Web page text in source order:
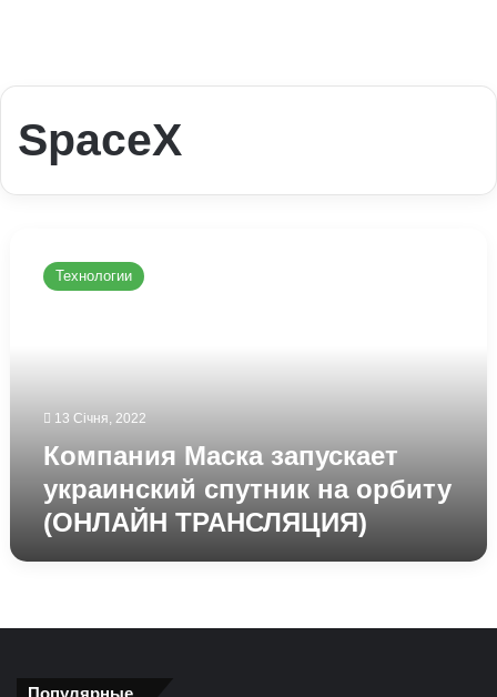
SpaceX
Маска
запускает
ТРАНСЛЯЦИЯ)
Технологии
13 Січня, 2022
Компания Маска запускает
украинский спутник на орбиту
(ОНЛАЙН ТРАНСЛЯЦИЯ)
Популярные